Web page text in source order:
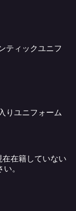
ティックユニフ
りユニフォーム
在籍していない
。